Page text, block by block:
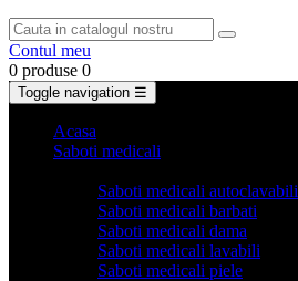
Contul meu
0 produse 0
Toggle navigation ☰
Acasa
Saboti medicali
Saboti medicali autoclavabili
Saboti medicali barbati
Saboti medicali dama
Saboti medicali lavabili
Saboti medicali piele